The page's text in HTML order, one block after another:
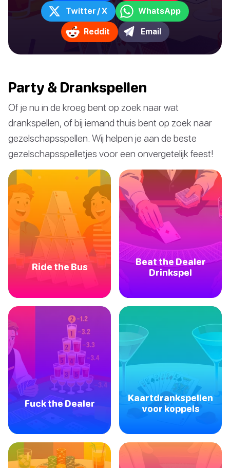
Twitter / X WhatsApp
Reddit Email
Party & Drankspellen
Of je nu in de kroeg bent op zoek naar wat
drankspellen, of bij iemand thuis bent op zoek naar
gezelschapsspellen. Wij helpen je aan de beste
gezelschapsspelletjes voor een onvergetelijk feest!
Ride the Bus
Beat the Dealer
Drinkspel
Fuck the Dealer
Kaartdrankspellen
voor koppels